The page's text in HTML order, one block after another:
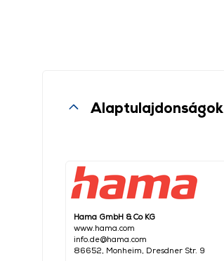
Alaptulajdonságok
Hama GmbH & Co KG
www.hama.com
info.de@hama.com
86652, Monheim, Dresdner Str. 9